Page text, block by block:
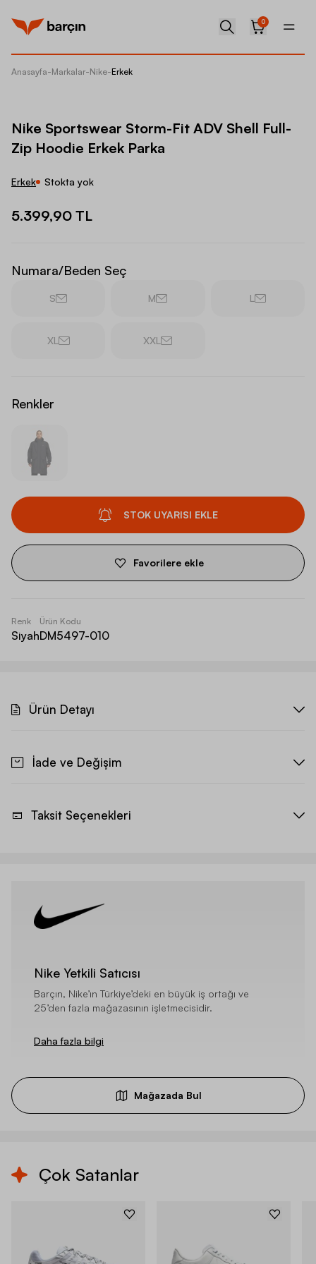
0
Anasayfa-Markalar-Nike-Erkek
Nike Sportswear Storm-Fit ADV Shell Full-
Zip Hoodie Erkek Parka
Erkek Stokta yok
5.399,90 TL
Numara/Beden Seç
S M L
XL XXL
Renkler
STOK UYARISI EKLE
Favorilere ekle
Renk
Siyah
Ürün Kodu
DM5497-010
Ürün Detayı
İade ve Değişim
Taksit Seçenekleri
Nike Yetkili Satıcısı
Barçın, Nike’ın Türkiye’deki en büyük iş ortağı ve
25’den fazla mağazasının işletmecisidir.
Daha fazla bilgi
Mağazada Bul
Çok Satanlar